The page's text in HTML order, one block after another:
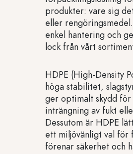
produkter: vare sig
eller
enkel hantering och
lock från vårt
HDPE (High-Density
höga stabilitet,
ger optimalt skydd
inträngning av fukt
Dessutom är HDPE
ett miljövänligt val för
förenar säkerhet och